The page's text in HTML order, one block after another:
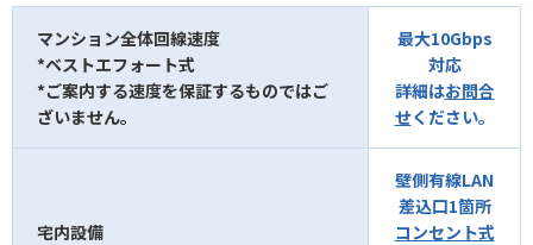
お問合せ マンション検索
マンション全体回線速度
*ベストエフォート式
*ご案内する速度を保証するものではご
ざいません。
最大10Gbps
対応
詳細はお問合
せください。
宅内設備
壁側有線LAN
差込口1箇所
コンセント式